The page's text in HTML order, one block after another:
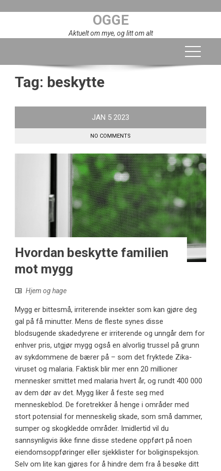
OGGE
Aktuelt om mye, og litt om alt
Tag: beskytte
JAN 5 2023
NO COMMENTS
Hvordan beskytte familien
mot mygg
Hjem og hage
Mygg er bittesmå, irriterende insekter som kan gjøre deg
gal på få minutter. Mens de fleste synes disse
blodsugende skadedyrene er irriterende og unngår dem for
enhver pris, utgjør mygg også en alvorlig trussel på grunn
av sykdommene de bærer på – som det fryktede Zika-
viruset og malaria. Faktisk blir mer enn 20 millioner
mennesker smittet med malaria hvert år, og rundt 400 000
av dem dør av det. Mygg liker å feste seg med
menneskeblod. De foretrekker å henge i områder med
stort potensial for menneskelig skade, som små dammer,
sumper og skogkledde områder. Imidlertid vil du
sannsynligvis ikke finne disse stedene oppført på noen
eiendomsoppføringer eller sjekklister for boliginspeksjon.
Selv om lite kan gjøres for å hindre dem fra å besøke ditt